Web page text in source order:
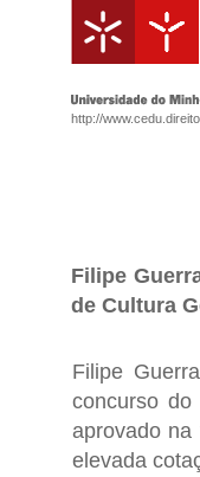
http://
Filipe
de Cultura
Filipe
concurso
aprovado
elevada